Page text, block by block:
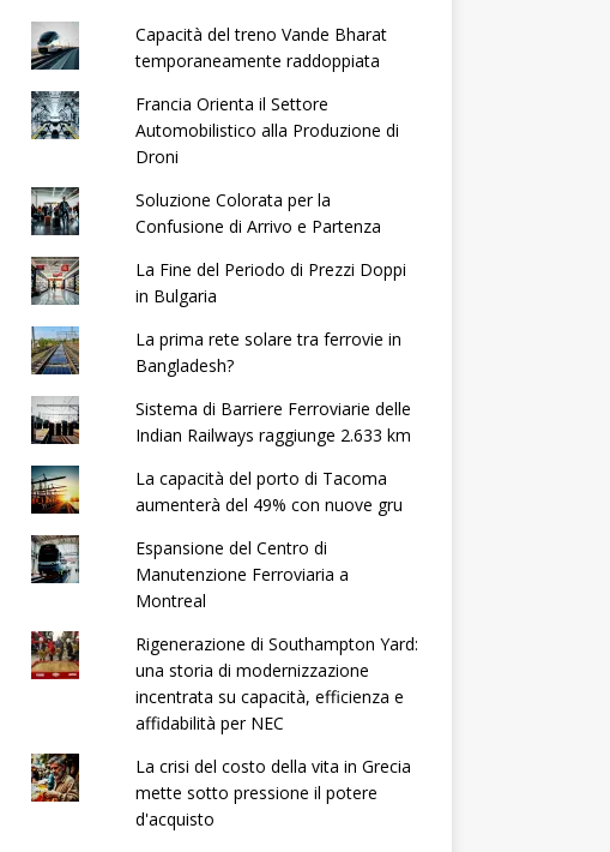
Capacità del treno Vande Bharat
temporaneamente raddoppiata
Francia Orienta il Settore
Automobilistico alla Produzione di
Droni
Soluzione Colorata per la
Confusione di Arrivo e Partenza
La Fine del Periodo di Prezzi Doppi
in Bulgaria
La prima rete solare tra ferrovie in
Bangladesh?
Sistema di Barriere Ferroviarie delle
Indian Railways raggiunge 2.633 km
La capacità del porto di Tacoma
aumenterà del 49% con nuove gru
Espansione del Centro di
Manutenzione Ferroviaria a
Montreal
Rigenerazione di Southampton Yard:
una storia di modernizzazione
incentrata su capacità, efficienza e
affidabilità per NEC
La crisi del costo della vita in Grecia
mette sotto pressione il potere
d'acquisto